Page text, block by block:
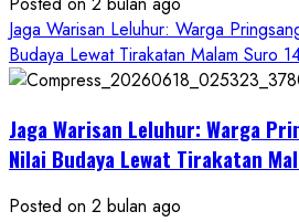
Jaga Warisan Leluhur: Warga
Budaya Lewat Tirakatan Malam Suro
Jaga Warisan Leluhur: Warga
Nilai Budaya Lewat Tirakatan
Posted on 2 bulan ago